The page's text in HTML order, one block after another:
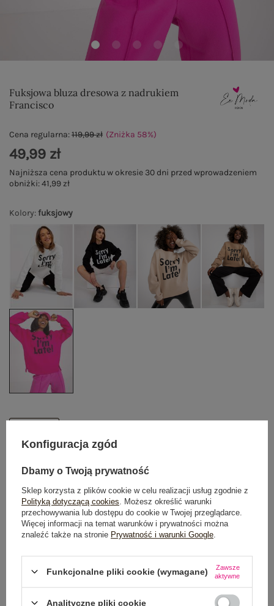
Fuksjowa bluza dresowa z nadrukiem
Francisco
Kolory:fuksjowy
Cena regularna:119,99 zł (Zniżka 58%)
49,99 zł
Najniższa cena produktu w okresie 30 dni przed wprowadzeniem
obniżki:41,99 zł
DODAJ DO KOSZYKA
Możesz kupić także poprzez:
Wysyłka wponiedziałek
Konfiguracja zgód
Dbamy o Twoją prywatność
Sklep korzysta z plików cookie w celu realizacji usług zgodnie z
Polityką dotyczącą cookies . Możesz określić warunki
przechowywania lub dostępu do cookie w Twojej przeglądarce.
Więcej informacji na temat warunków i prywatności można
znaleźć także na stronie Prywatność i warunki Google
Funkcjonalne pliki cookie (wymagane)
Zawsze
aktywne
Analityczne pliki cookie